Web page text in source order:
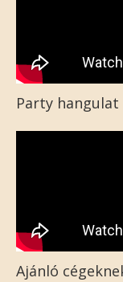
Party hangulat
Ajánló